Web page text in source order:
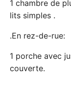
1 chambre de
lits simples .
.En rez-de-rue:
1 porche avec
couverte.